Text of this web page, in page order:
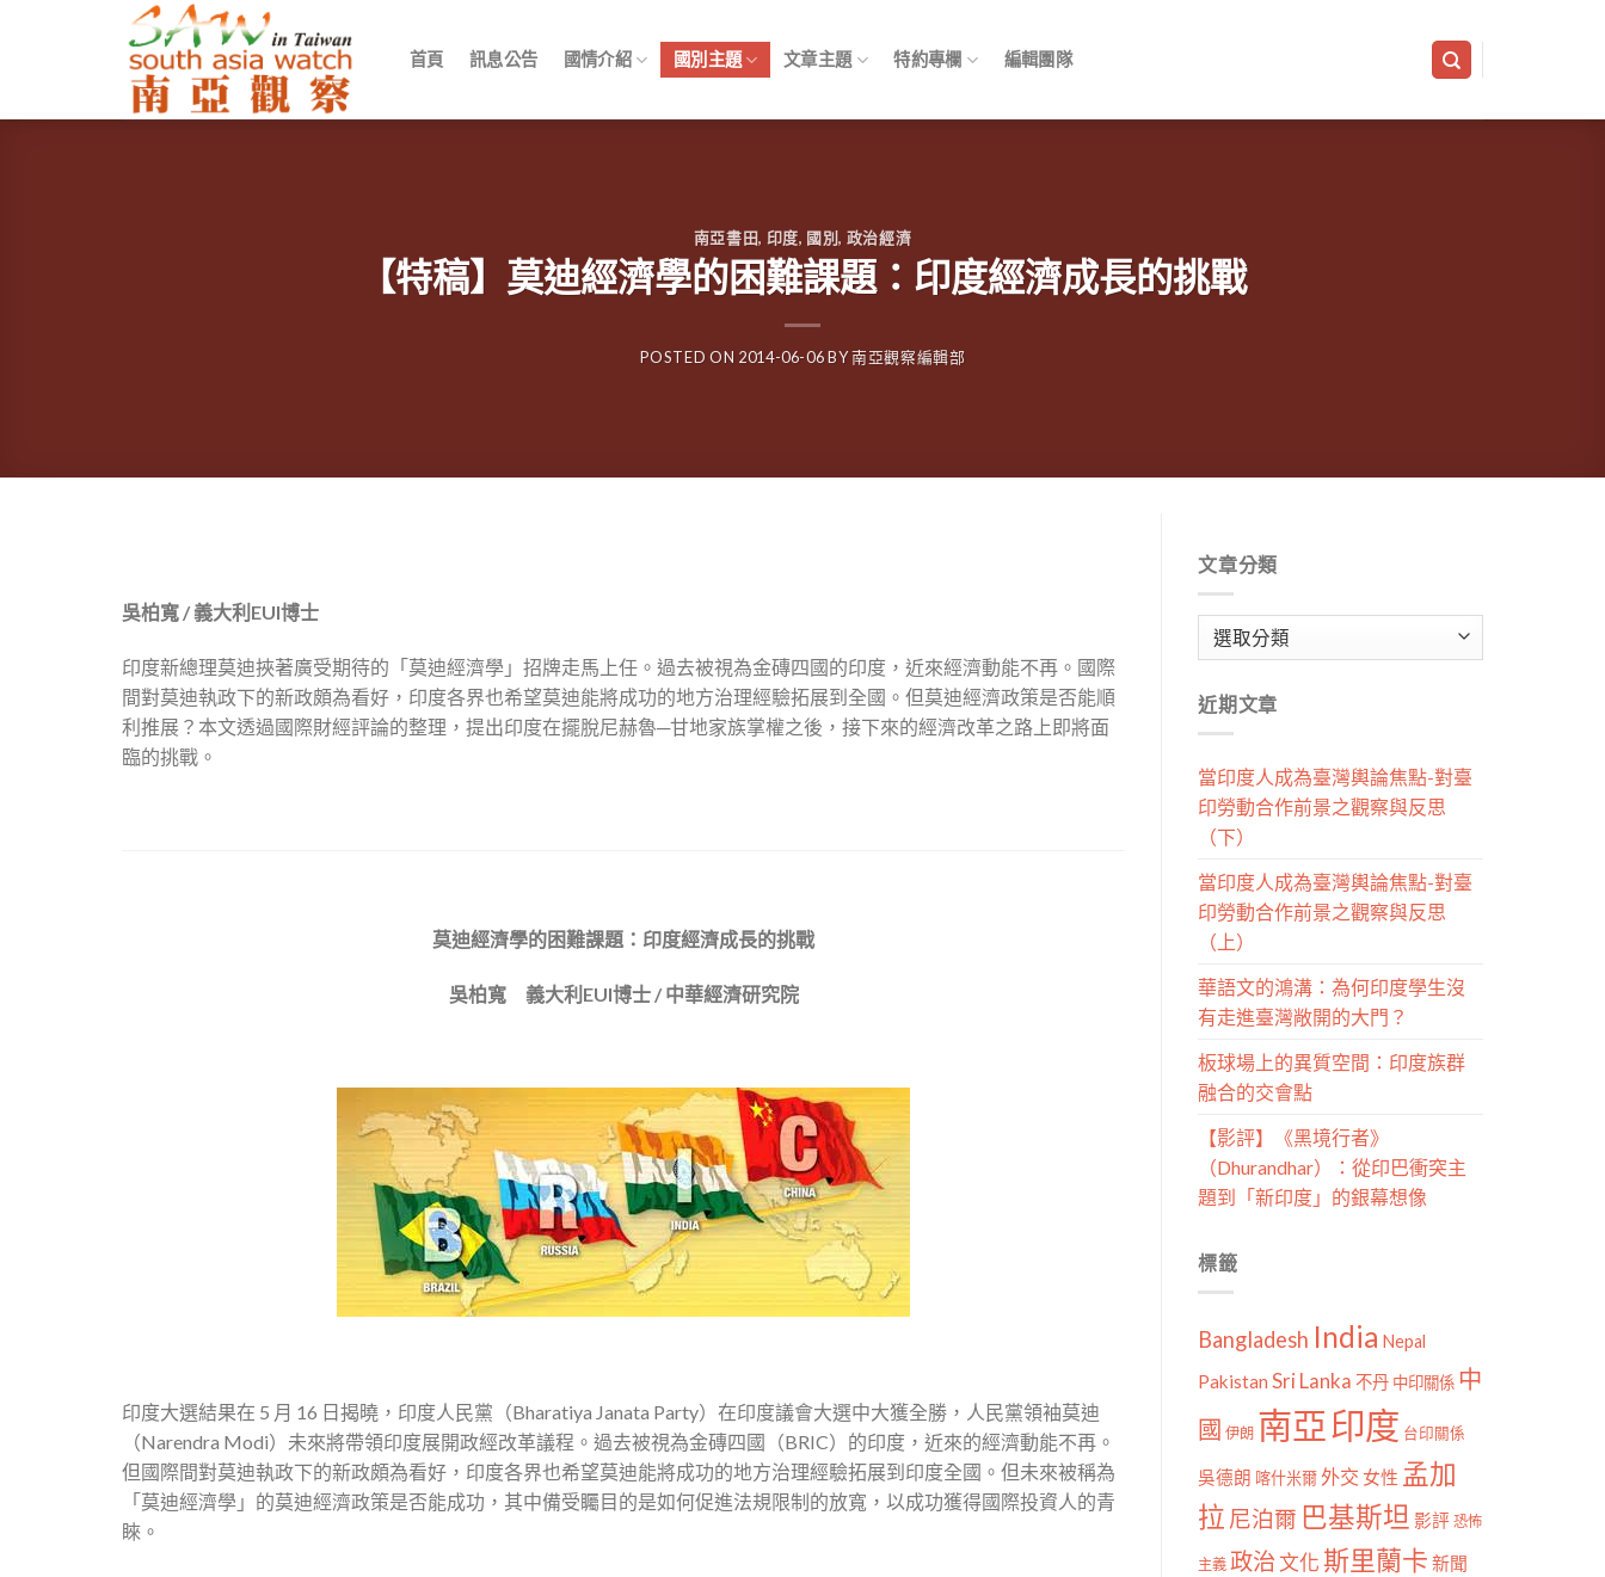
首頁 訊息公告 國情介紹 國別主題 文章主題 特約專欄 編輯團隊
南亞書田, 印度, 國別, 政治經濟
【特稿】莫迪經濟學的困難課題：印度經濟成長的挑戰
POSTED ON 2014-06-06BY南亞觀察編輯部
吳柏寬 / 義大利EUI博士
印度新總理莫迪挾著廣受期待的「莫迪經濟學」招牌走馬上任。過去被視為金磚四國的印度，近來經濟動能不再。國際
間對莫迪執政下的新政頗為看好，印度各界也希望莫迪能將成功的地方治理經驗拓展到全國。但莫迪經濟政策是否能順
利推展？本文透過國際財經評論的整理，提出印度在擺脫尼赫魯─甘地家族掌權之後，接下來的經濟改革之路上即將面
臨的挑戰。
莫迪經濟學的困難課題：印度經濟成長的挑戰
吳柏寬 義大利EUI博士 / 中華經濟研究院
印度大選結果在 5 月 16 日揭曉，印度人民黨（Bharatiya Janata Party）在印度議會大選中大獲全勝，人民黨領袖莫迪
（Narendra Modi）未來將帶領印度展開政經改革議程。過去被視為金磚四國（BRIC）的印度，近來的經濟動能不再。
但國際間對莫迪執政下的新政頗為看好，印度各界也希望莫迪能將成功的地方治理經驗拓展到印度全國。但未來被稱為
「莫迪經濟學」的莫迪經濟政策是否能成功，其中備受矚目的是如何促進法規限制的放寬，以成功獲得國際投資人的青
睞。
文章分類
章
類
近期文章
當印度人成為臺灣輿論焦點-對臺
印勞動合作前景之觀察與反思
（下）
當印度人成為臺灣輿論焦點-對臺
印勞動合作前景之觀察與反思
（上）
華語文的鴻溝：為何印度學生沒
有走進臺灣敞開的大門？
板球場上的異質空間：印度族群
融合的交會點
【影評】《黑境行者》
（Dhurandhar）：從印巴衝突主
題到「新印度」的銀幕想像
標籤
Bangladesh India Nepal
Pakistan Sri Lanka 不丹 中印關係 中
國 伊朗 南亞印度 台印關係
吳德朗 喀什米爾外交 女性 孟加
拉 尼泊爾 巴基斯坦 影評 恐怖
主義 政治文化斯里蘭卡 新聞